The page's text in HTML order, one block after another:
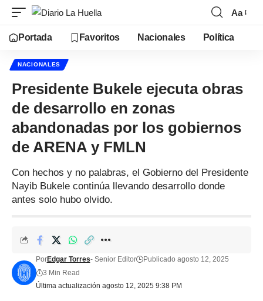
Aa
Portada Favoritos Nacionales Política
NACIONALES
Presidente Bukele ejecuta obras
de desarrollo en zonas
abandonadas por los gobiernos
de ARENA y FMLN
Con hechos y no palabras, el Gobierno del Presidente
Nayib Bukele continúa llevando desarrollo donde
antes solo hubo olvido.
Última actualización agosto 12, 2025 9:38 PM
PorEdgar Torres- Senior Editor
Publicado agosto 12, 2025
3 Min Read